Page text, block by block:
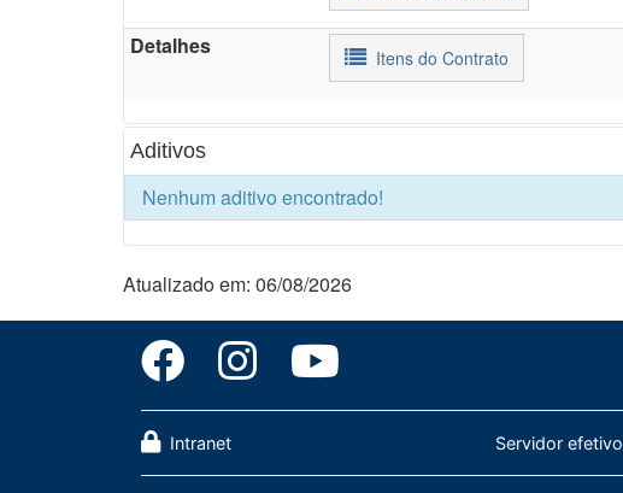
Detalhes Itens do Contrato
Aditivos
Nenhum aditivo encontrado!
Atualizado em: 06/08/2026
Intranet Servidor efetivo